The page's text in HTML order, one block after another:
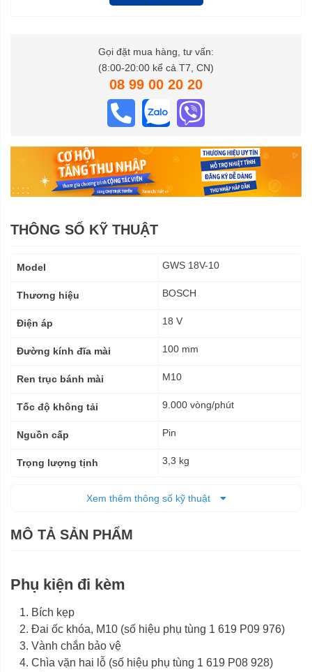
Gọi đặt mua hàng, tư vấn:
(8:00-20:00 kể cả T7, CN)
08 99 00 20 20
THÔNG SỐ KỸ THUẬT
kỹ
Model GWS 18V-10
Thương hiệu BOSCH
Điện áp 18 V
Đường kính đĩa mài 100 mm
Ren trục bánh mài M10
Tốc độ không tải 9.000 vòng/phút
Nguồn cấp Pin
Trọng lượng tịnh 3,3 kg
Xem thêm thông số kỹ thuật
MÔ TẢ SẢN PHẨM
Phụ kiện đi kèm
Bích kẹp
Đai ốc khóa, M10 (số hiệu phụ tùng 1 619 P09 976)
Vành chắn bảo vệ
Chìa vặn hai lỗ (số hiệu phụ tùng 1 619 P08 928)